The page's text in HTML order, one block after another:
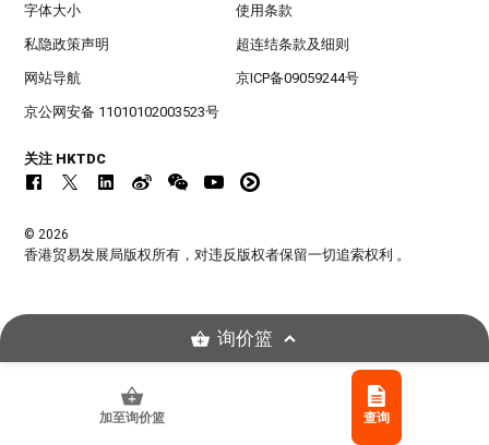
加至询价篮 查询
字体大小 使用条款
私隐政策声明 超连结条款及细则
网站导航 京ICP备09059244号
京公网安备 11010102003523号
关注 HKTDC
© 2026
香港贸易发展局版权所有，对违反版权者保留一切追索权利 。
询价篮